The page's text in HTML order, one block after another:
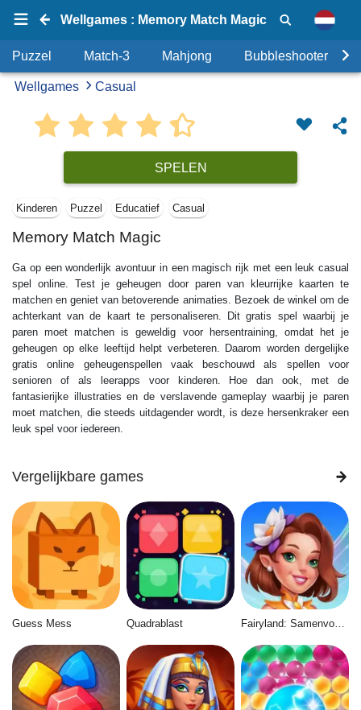
Wellgames : Memory Match Magic
Puzzel Match-3 Mahjong Bubbleshooter
Wellgames Casual
SPELEN
Kinderen Puzzel Educatief Casual
Memory Match Magic
Ga op een wonderlijk avontuur in een magisch rijk met een leuk casual
spel online. Test je geheugen door paren van kleurrijke kaarten te
matchen en geniet van betoverende animaties. Bezoek de winkel om de
achterkant van de kaart te personaliseren. Dit gratis spel waarbij je
paren moet matchen is geweldig voor hersentraining, omdat het je
geheugen op elke leeftijd helpt verbeteren. Daarom worden dergelijke
gratis online geheugenspellen vaak beschouwd als spellen voor
senioren of als leerapps voor kinderen. Hoe dan ook, met de
fantasierijke illustraties en de verslavende gameplay waarbij je paren
moet matchen, die steeds uitdagender wordt, is deze hersenkraker een
leuk spel voor iedereen.
Vergelijkbare games
Guess Mess Quadrablast Fairyland: Samenvoegen & Magie